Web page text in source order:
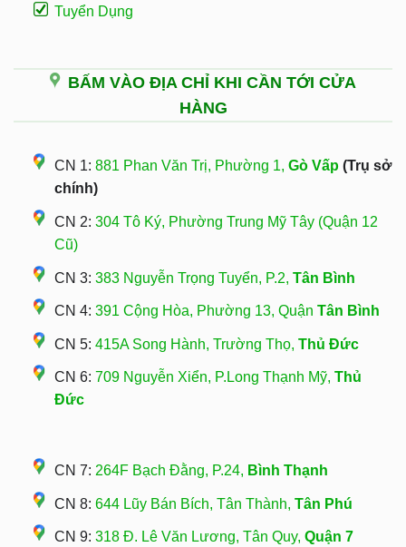
Tuyển Dụng
BẤM VÀO ĐỊA CHỈ KHI CẦN TỚI CỬA
HÀNG
CN 1: 881 Phan Văn Trị, Phường 1, Gò Vấp (Trụ sở
chính)
CN 2: 304 Tô Ký, Phường Trung Mỹ Tây (Quận 12
Cũ)
CN 3: 383 Nguyễn Trọng Tuyển, P.2, Tân Bình
CN 4: 391 Cộng Hòa, Phường 13, Quận Tân Bình
CN 5: 415A Song Hành, Trường Thọ, Thủ Đức
CN 6: 709 Nguyễn Xiển, P.Long Thạnh Mỹ, Thủ
Đức
CN 7: 264F Bạch Đằng, P.24, Bình Thạnh
CN 8: 644 Lũy Bán Bích, Tân Thành, Tân Phú
CN 9: 318 Đ. Lê Văn Lương, Tân Quy, Quận 7